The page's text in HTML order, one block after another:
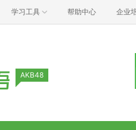
学习工具 帮助中心 企业
AKB48